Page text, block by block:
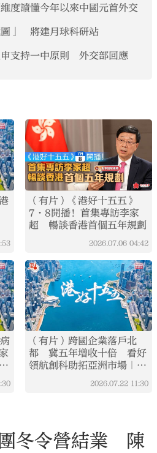
度讀懂今年以來中國元首外交
圖」 將建月球科研站
申支持一中原則 外交部回應
（有片）《港好十五五》
7·8開播！首集專訪李家
超 暢談香港首個五年規劃
2026.07.06 04:42
（有片）跨國企業落戶北
都 冀五年增收十倍 看好
領航創科助拓亞洲市場｜港
好十五五·EP32026.07.22 11:30
冬令營結業 陳